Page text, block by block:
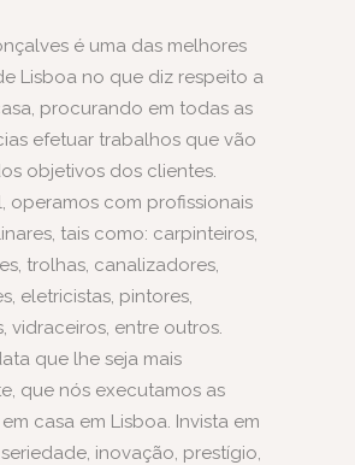
é uma das melhores
Lisboa no que diz respeito a
procurando em todas as
efetuar trabalhos que vão
objetivos dos clientes.
operamos com profissionais
tais como: carpinteiros,
trolhas, canalizadores,
eletricistas, pintores,
vidraceiros, entre outros.
que lhe seja mais
que nós executamos as
casa em Lisboa. Invista em
inovação, prestígio,